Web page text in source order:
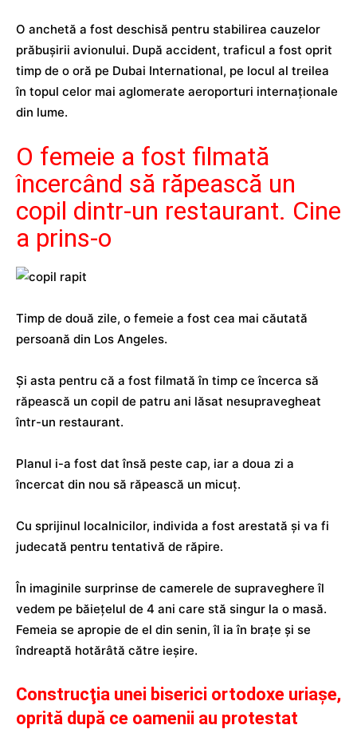
O anchetă a fost deschisă pentru stabilirea cauzelor
prăbuşirii avionului. După accident, traficul a fost oprit
timp de o oră pe Dubai International, pe locul al treilea
în topul celor mai aglomerate aeroporturi internaţionale
din lume.
O femeie a fost filmată
încercând să răpească un
copil dintr-un restaurant. Cine
a prins-o
Timp de două zile, o femeie a fost cea mai căutată
persoană din Los Angeles.
Și asta pentru că a fost filmată în timp ce încerca să
răpească un copil de patru ani lăsat nesupravegheat
într-un restaurant.
Planul i-a fost dat însă peste cap, iar a doua zi a
încercat din nou să răpească un micuț.
Cu sprijinul localnicilor, individa a fost arestată şi va fi
judecată pentru tentativă de răpire.
În imaginile surprinse de camerele de supraveghere îl
vedem pe băieţelul de 4 ani care stă singur la o masă.
Femeia se apropie de el din senin, îl ia în braţe şi se
îndreaptă hotărâtă către ieşire.
Construcţia unei biserici ortodoxe uriaşe,
oprită după ce oamenii au protestat